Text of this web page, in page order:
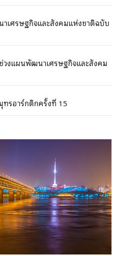
เศรษฐกิจและสังคมแห่งชาติฉบับ
วงแผนพัฒนาเศรษฐกิจและสังคม
ทรอาร์กติกครั้งที่ 15